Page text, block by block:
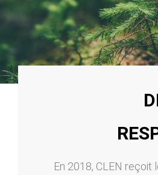
En 2018, CLEN reçoit